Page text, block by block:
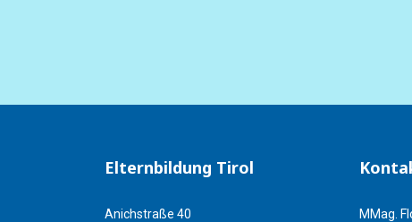
Elternbildung Tirol
Anichstraße 40
MMag.